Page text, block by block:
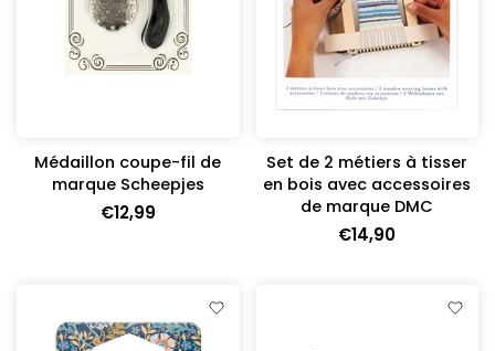
Médaillon coupe-fil de
marque Scheepjes
€12,99
Set de 2 métiers à tisser
en bois avec accessoires
de marque DMC
€14,90